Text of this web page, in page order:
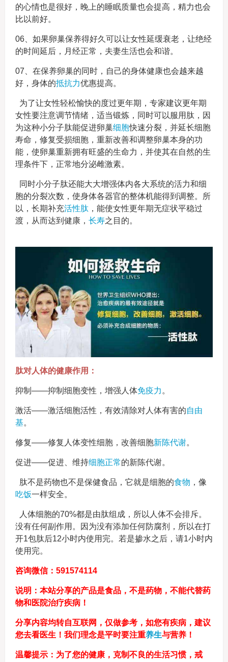
的心情也是很好，晚上的睡眠质量也会提高，精力也会
比以前好。
06、如果卵巢保养得好久可以让女性延缓衰老，让绝经
的时间延后，月经正常，夫妻生活也会和谐。
07、在保养卵巢的同时，自己的身体健康也会越来越
好，身体的抵抗力优惠提高。
为了让女性轻松愉快的度过更年期，专家建议更年期
女性要注意调节情绪，适当锻炼，同时可以服用肽，因
为这种小分子肽能促进卵巢细胞快速分裂，并延长细胞
寿命，修复受损细胞，重新改善和调整卵巢本身的功
能，使卵巢重新拥有旺盛的生命力，并使其在自然的生
理条件下，正常地分泌雌激素。
同时小分子肽还能大大增强体内各大系统的活力和细
胞的分裂次数，使身体各器官的整体机能得到调整。所
以，长期补充活性肽，能使女性更年期无症状平稳过
渡，从而达到健康， 长寿之目的。
肽对人体的健康作用：
抑制——抑制细胞变性，增强人体免疫力 。
激活——激活细胞活性，有效清除对人体有害的自由
基。
修复——修复人体变性细胞，改善细胞新陈代谢。
促进——促进、维持细胞正常的新陈代谢。
肽不是药物也不是保健食品，它就是细胞的食物 ，像
吃饭一样安全。
人体细胞的70%都是由肽组成，所以人体不会排斥。
没有任何副作用。因为没有添加任何防腐剂，所以在打
开1包肽后12小时内使用完。若是掺水之后，请1小时内
使用完。
咨询微信：591574114
说明：本站分享的产品是食品，不是药物，不能代替药
物和医院治疗疾病！
分享内容均转自互联网，仅做参考，如您有疾病，建议
您去看医生！我们理念是平时要注重养生与营养！
温馨提示：为了您的健康，克制不良的生活习惯，戒